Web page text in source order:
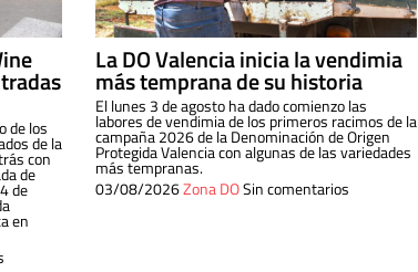
de los
de la
con
de
de
en
La DO Valencia inicia la vendimia
más temprana de su historia
El lunes 3 de agosto ha dado comienzo las
labores de vendimia de los primeros racimos de la
campaña 2026 de la Denominación de Origen
Protegida Valencia con algunas de las variedades
más tempranas.
03/08/2026Zona DOSin comentarios